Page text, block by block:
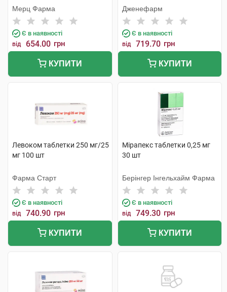
Мерц Фарма
Є в наявності
від 654.00 грн
КУПИТИ
Дженефарм
Є в наявності
від 719.70 грн
КУПИТИ
Левоком таблетки 250 мг/25
мг 100 шт
Фарма Старт
Є в наявності
від 740.90 грн
КУПИТИ
Мірапекс таблетки 0,25 мг
30 шт
Берінгер Інгельхайм Фарма
Є в наявності
від 749.30 грн
КУПИТИ